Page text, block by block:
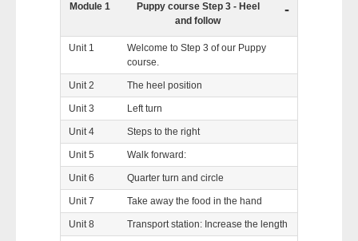
Module 1
Puppy course Step 3 - Heel
and follow
-
Unit 1
Welcome to Step 3 of our Puppy
course.
Unit 2 The heel position
Unit 3 Left turn
Unit 4 Steps to the right
Unit 5 Walk forward:
Unit 6 Quarter turn and circle
Unit 7 Take away the food in the hand
Unit 8 Transport station: Increase the length